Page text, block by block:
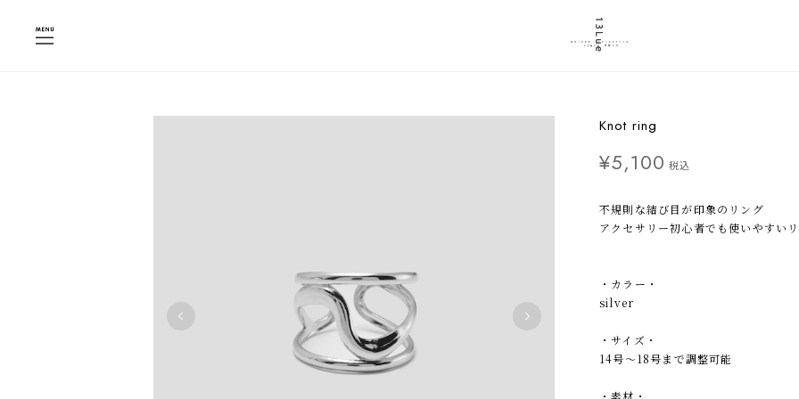
Knot ring
¥5,100 税込
不規則な結び目が印象のリング
アクセサリー初心者でも使いやすい
・カラー・
silver
・サイズ・
14号〜18号まで調整可能
・素材・